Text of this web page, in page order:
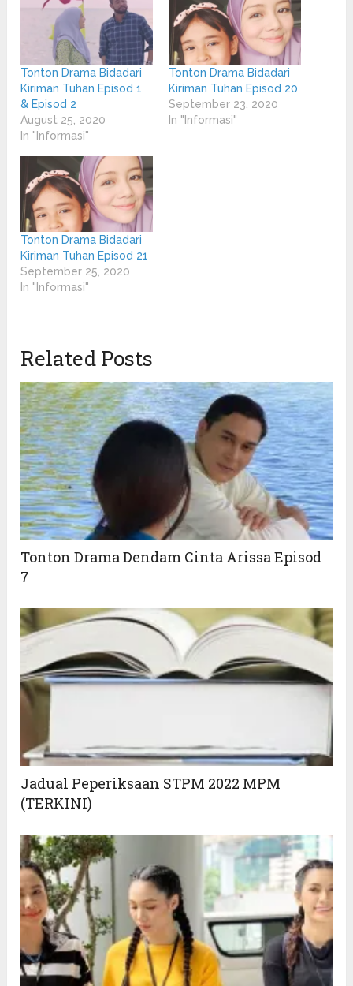
Tonton Drama Bidadari
Kiriman Tuhan Episod 1
& Episod 2
August 25, 2020
In "Informasi"
Tonton Drama Bidadari
Kiriman Tuhan Episod 20
September 23, 2020
In "Informasi"
Tonton Drama Bidadari
Kiriman Tuhan Episod 21
September 25, 2020
In "Informasi"
Related Posts
Tonton Drama Dendam Cinta Arissa Episod
7
Jadual Peperiksaan STPM 2022 MPM
(TERKINI)